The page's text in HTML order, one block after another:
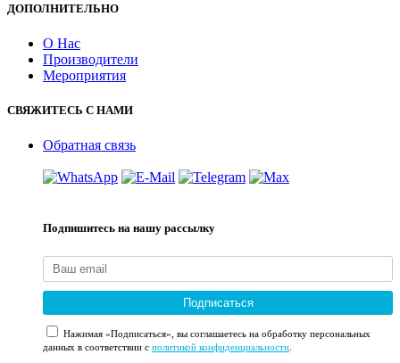
ДОПОЛНИТЕЛЬНО
О Нас
Производители
Мероприятия
СВЯЖИТЕСЬ С НАМИ
Обратная связь
Подпишитесь на нашу рассылку
Подписаться
Нажимая «Подписаться», вы соглашаетесь на обработку персональных
данных в соответствии с политикой конфиденциальности